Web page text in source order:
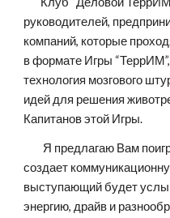
руководителей,
компаний, которые
в формате Игры
технология мозгового
идей для решения
Капитанов этой Игры.
создает
выступающий будет
энергию, драйв и